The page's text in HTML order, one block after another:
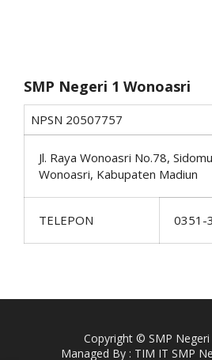
SMP Negeri 1 Wonoasri
NPSN 20507757
Jl. Raya Wonoasri No.78,
Wonoasri, Kabupaten Madiun
TELEPON 0351-
Copyright © SMP
Managed By : TIM IT SMP